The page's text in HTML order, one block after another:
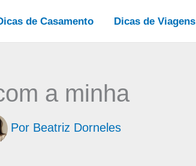
de Casamento Dicas de Viagens
a minha
Por Beatriz Dorneles